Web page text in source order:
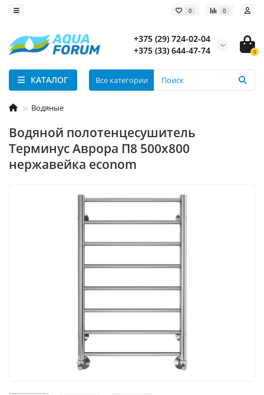
0 0
+375 (29) 724-02-04
+375 (33) 644-47-74
0
КАТАЛОГ Все категории
Водяные
Водяной полотенцесушитель
Терминус Аврора П8 500х800
нержавейка econom